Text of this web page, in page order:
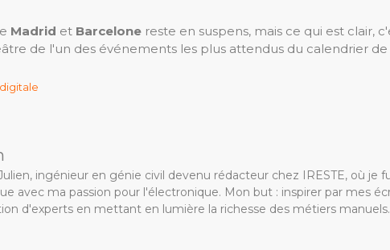
Madrid et Barcelone reste en suspens, mais ce qui est clair,
de l'un des événements les plus attendus du calendrier de
ingénieur en génie civil devenu rédacteur chez IRESTE, où je
avec ma passion pour l'électronique. Mon but : inspirer par mes
d'experts en mettant en lumière la richesse des métiers manuels.